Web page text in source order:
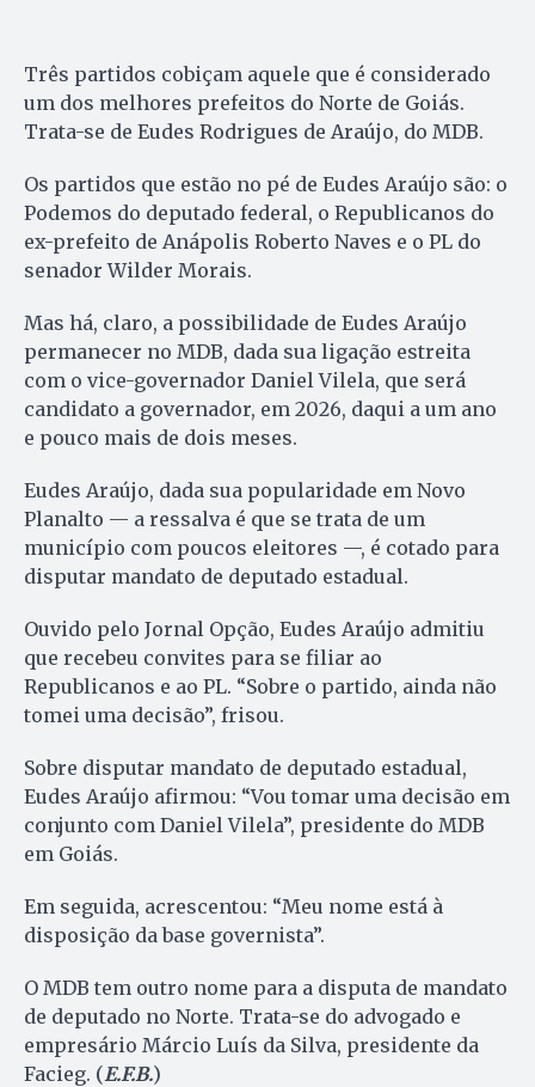
Três partidos cobiçam aquele que é considerado
um dos melhores prefeitos do Norte de Goiás.
Trata-se de Eudes Rodrigues de Araújo, do MDB.
Os partidos que estão no pé de Eudes Araújo são: o
Podemos do deputado federal, o Republicanos do
ex-prefeito de Anápolis Roberto Naves e o PL do
senador Wilder Morais.
Mas há, claro, a possibilidade de Eudes Araújo
permanecer no MDB, dada sua ligação estreita
com o vice-governador Daniel Vilela, que será
candidato a governador, em 2026, daqui a um ano
e pouco mais de dois meses.
Eudes Araújo, dada sua popularidade em Novo
Planalto — a ressalva é que se trata de um
município com poucos eleitores —, é cotado para
disputar mandato de deputado estadual.
Ouvido pelo Jornal Opção, Eudes Araújo admitiu
que recebeu convites para se filiar ao
Republicanos e ao PL. “Sobre o partido, ainda não
tomei uma decisão”, frisou.
Sobre disputar mandato de deputado estadual,
Eudes Araújo afirmou: “Vou tomar uma decisão em
conjunto com Daniel Vilela”, presidente do MDB
em Goiás.
Em seguida, acrescentou: “Meu nome está à
disposição da base governista”.
O MDB tem outro nome para a disputa de mandato
de deputado no Norte. Trata-se do advogado e
empresário Márcio Luís da Silva, presidente da
Facieg. (E.F.B.)